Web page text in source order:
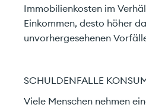
Immobilienkosten im
Einkommen, desto höher
unvorhergesehenen
SCHULDENFALLE
Viele Menschen nehmen